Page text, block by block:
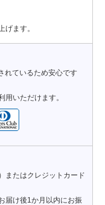
げます。
れているため安心です
いただけます。
またはクレジットカード
届け後1か月以内にお振